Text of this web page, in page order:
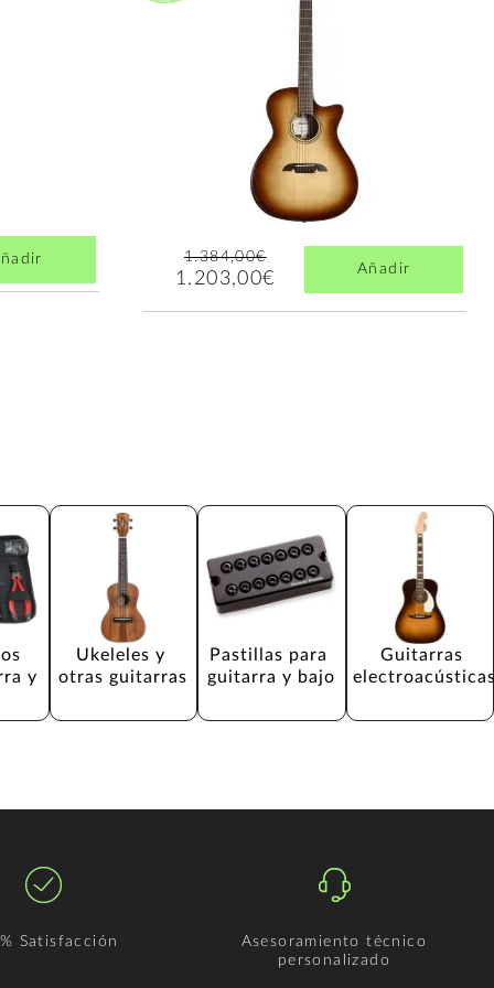
1.384,00€
1.203,00€ Añadir
y
Ukeleles y
otras guitarras
Pastillas para
guitarra y bajo
Guitarras
Satisfacción
Asesoramiento técnico
personalizado